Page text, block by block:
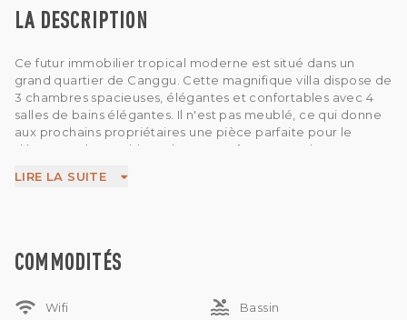
LA DESCRIPTION
Ce futur immobilier tropical moderne est situé dans un
grand quartier de Canggu. Cette magnifique villa dispose de
3 chambres spacieuses, élégantes et confortables avec 4
salles de bains élégantes. Il n'est pas meublé, ce qui donne
aux prochains propriétaires une pièce parfaite pour le
décorer et le meubler selon vos goûts et votre luxe.
bonne séparée , 2 niveaux , 3 AC , salon , salle à manger ,
C'est une excellente option disponible à la vente dans un
quartier central de Bali. Idéal pour acheter comme maison
seulement 5 minutes de la plage et à 35 minutes de
LIRE LA SUITE
COMMODITÉS
wifi Wifi pool Bassin